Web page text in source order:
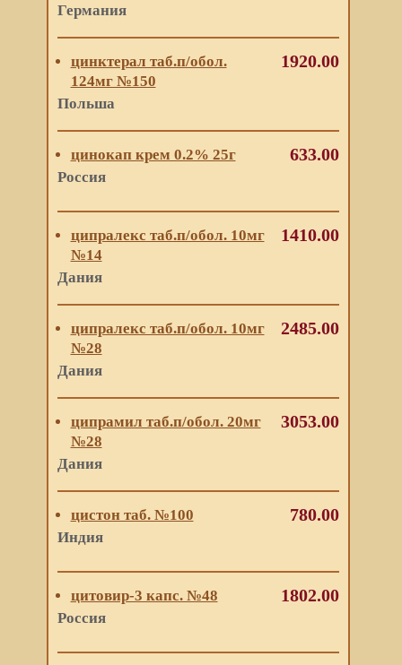
Германия
цинктерал таб.п/обол.
124мг №150
Польша
1920.00
цинокап крем 0.2% 25г
Россия
633.00
ципралекс таб.п/обол. 10мг
№14
Дания
1410.00
ципралекс таб.п/обол. 10мг
№28
Дания
2485.00
ципрамил таб.п/обол. 20мг
№28
Дания
3053.00
цистон таб. №100
Индия
780.00
цитовир-3 капс. №48
Россия
1802.00